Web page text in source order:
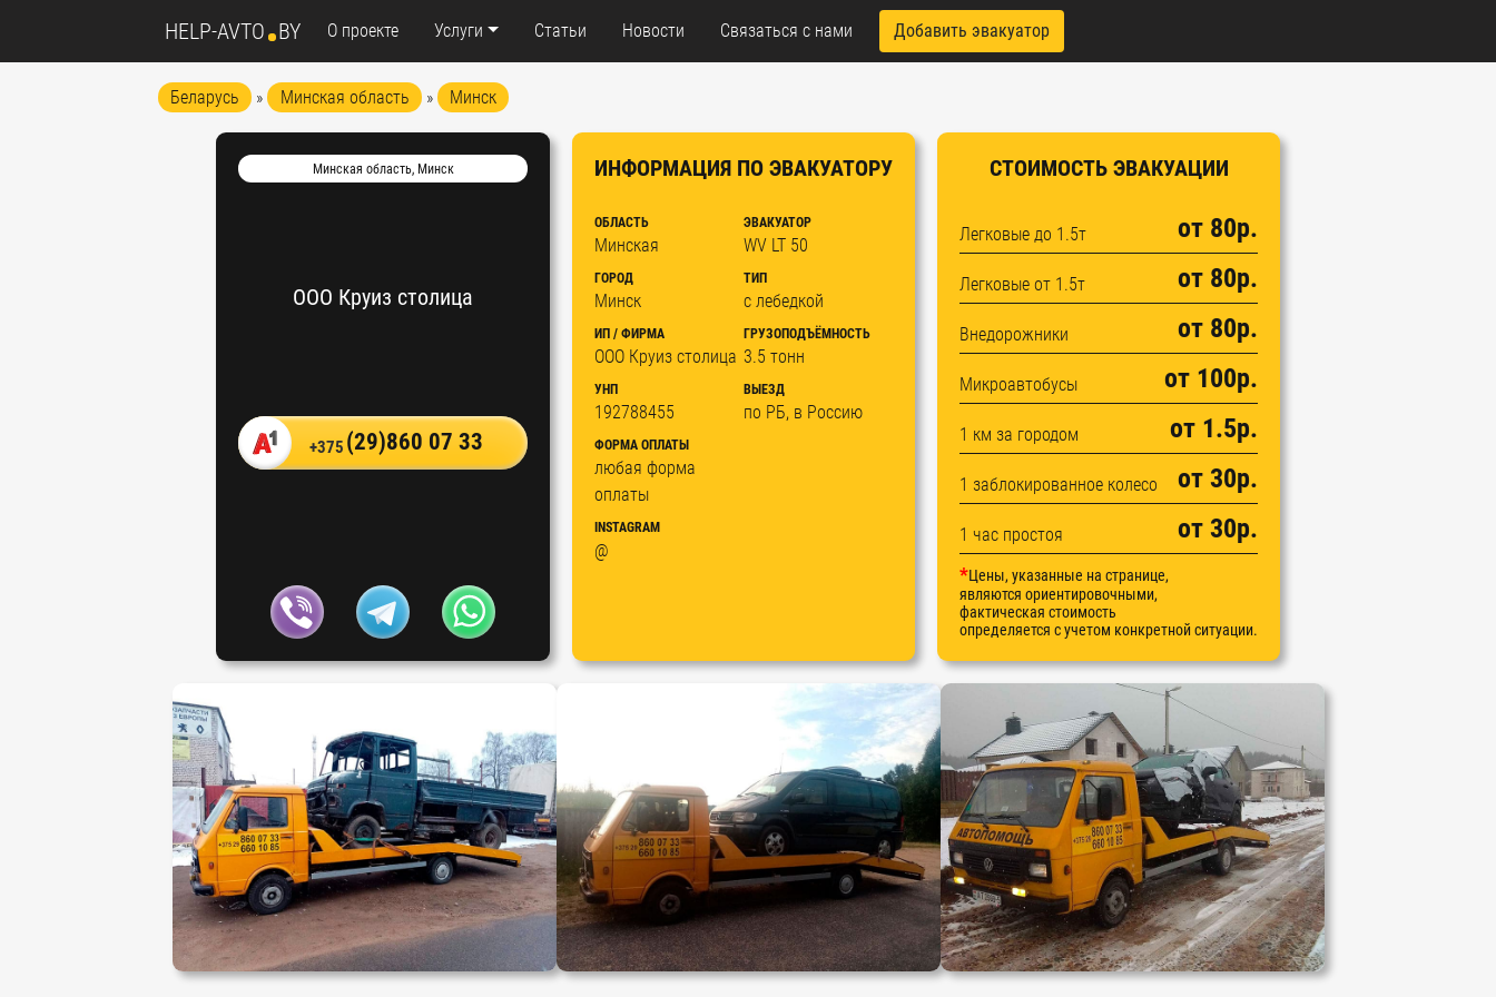
HELP-AVTO BY О проекте Услуги Статьи Новости Связаться с нами Добавить эвакуатор
Беларусь » Минская область » Минск
Минская область, Минск
ООО Круиз столица
+375 (29)860 07 33
ИНФОРМАЦИЯ ПО ЭВАКУАТОРУ
ОБЛАСТЬ
Минская
ГОРОД
Минск
ИП / ФИРМА
ООО Круиз столица
УНП
192788455
ФОРМА ОПЛАТЫ
любая форма
оплаты
INSTAGRAM
@
ЭВАКУАТОР
WV LT 50
ТИП
с лебедкой
ГРУЗОПОДЪЁМНОСТЬ
3.5 тонн
ВЫЕЗД
по РБ, в Россию
CТОИМОСТЬ ЭВАКУАЦИИ
Легковые до 1.5т от 80р.
Легковые от 1.5т от 80р.
Внедорожники от 80р.
Микроавтобусы от 100р.
1 км за городом от 1.5р.
1 заблокированное колесо от 30р.
1 час простоя от 30р.
*Цены, указанные на странице,
являются ориентировочными,
фактическая стоимость
определяется с учетом конкретной ситуации.